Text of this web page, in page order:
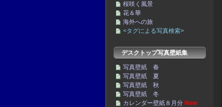
桜咲く風景
花＆華
海外への旅
<タグによる写真検索>
デスクトップ写真壁紙集
写真壁紙 春
写真壁紙 夏
写真壁紙 秋
写真壁紙 冬
カレンダー壁紙８月分 New